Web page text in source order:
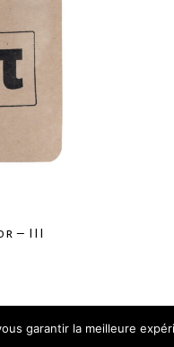
– III
garantir la meilleure